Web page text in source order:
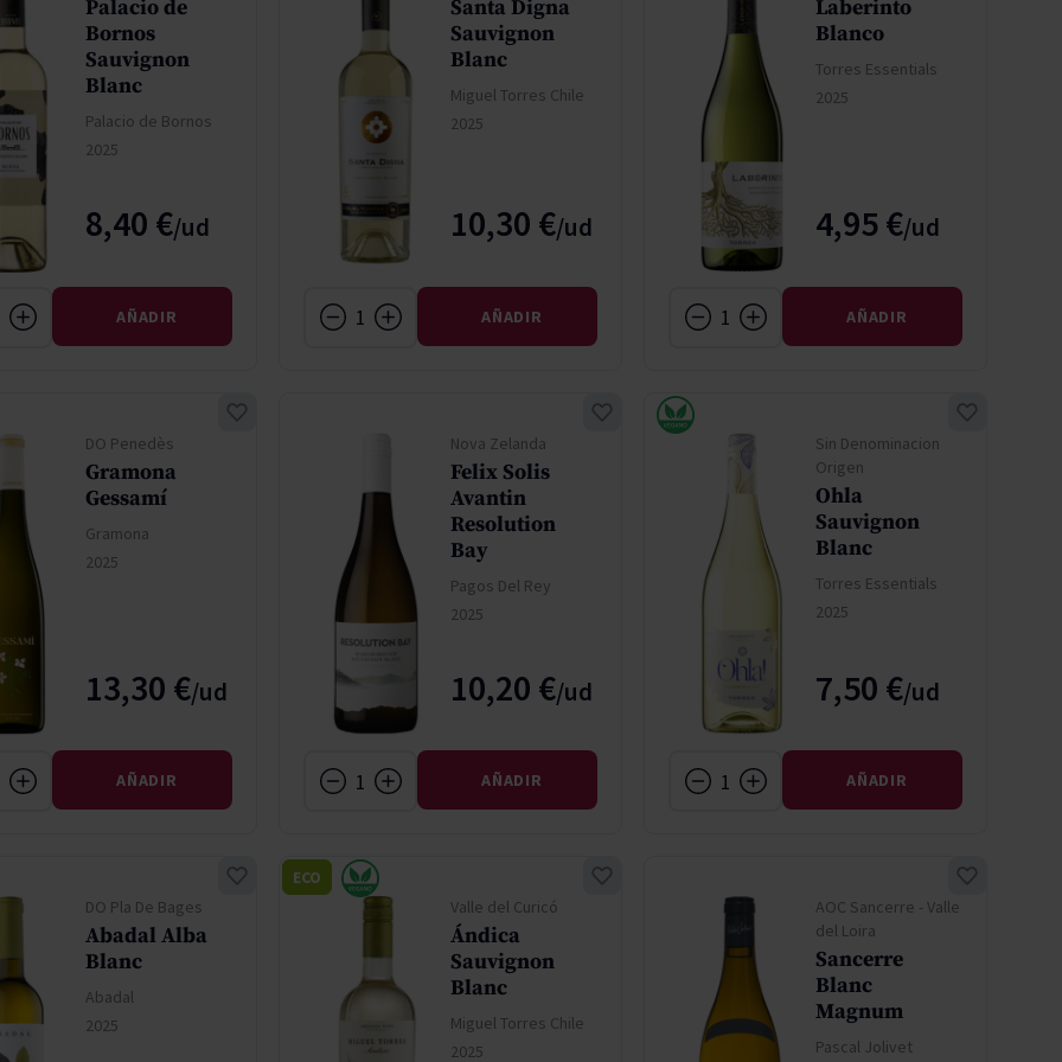
Palacio de
Bornos
Sauvignon
Blanc
Palacio de Bornos
2025
8,40 €
AÑADIR
Santa Digna
Sauvignon
Blanc
Miguel Torres Chile
2025
10,30 €
AÑADIR
Laberinto
Blanco
Torres Essentials
2025
4,95 €
AÑADIR
DO Penedès
Gramona
Gessamí
Gramona
2025
13,30 €
AÑADIR
Nova Zelanda
Felix Solis
Avantin
Resolution
Bay
Pagos Del Rey
2025
10,20 €
AÑADIR
Sin Denominacion
Origen
Ohla
Sauvignon
Blanc
Torres Essentials
2025
7,50 €
AÑADIR
DO Pla De Bages
Abadal Alba
Blanc
Abadal
2025
Valle del Curicó
Ándica
Sauvignon
Blanc
Miguel Torres Chile
2025
ECO
AOC Sancerre - Valle
del Loira
Sancerre
Blanc
Magnum
Pascal Jolivet